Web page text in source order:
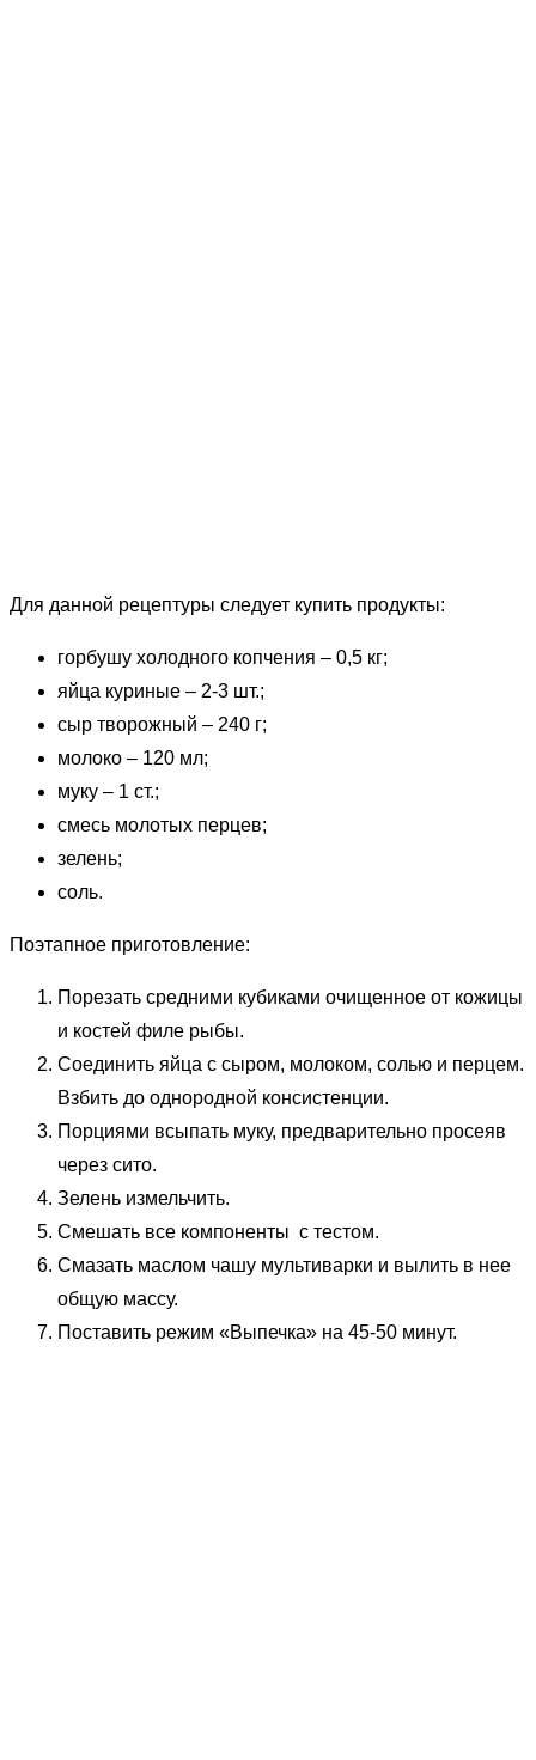
Для данной рецептуры следует купить продукты:
горбушу холодного копчения – 0,5 кг;
яйца куриные – 2-3 шт.;
сыр творожный – 240 г;
молоко – 120 мл;
муку – 1 ст.;
смесь молотых перцев;
зелень;
соль.
Поэтапное приготовление:
Порезать средними кубиками очищенное от кожицы
и костей филе рыбы.
Соединить яйца с сыром, молоком, солью и перцем.
Взбить до однородной консистенции.
Порциями всыпать муку, предварительно просеяв
через сито.
Зелень измельчить.
Смешать все компоненты с тестом.
Смазать маслом чашу мультиварки и вылить в нее
общую массу.
Поставить режим «Выпечка» на 45-50 минут.